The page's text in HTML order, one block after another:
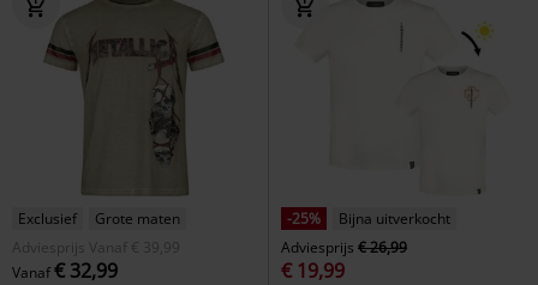
Exclusief
Grote maten
Adviesprijs
Vanaf € 39,99
Vanaf€ 32,99
-25%
Bijna uitverkocht
Adviesprijs € 26,99
€ 19,99